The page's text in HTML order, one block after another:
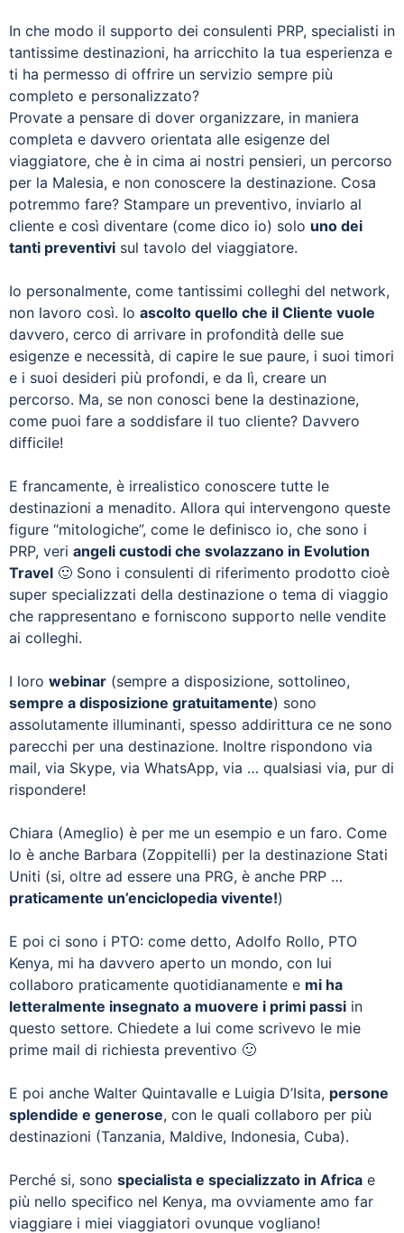
In che modo il supporto dei consulenti PRP, specialisti in
tantissime destinazioni, ha arricchito la tua esperienza e
ti ha permesso di offrire un servizio sempre più
completo e personalizzato?
Provate a pensare di dover organizzare, in maniera
completa e davvero orientata alle esigenze del
viaggiatore, che è in cima ai nostri pensieri, un percorso
per la Malesia, e non conoscere la destinazione. Cosa
potremmo fare? Stampare un preventivo, inviarlo al
cliente e così diventare (come dico io) solo uno dei
tanti preventivi sul tavolo del viaggiatore.
Io personalmente, come tantissimi colleghi del network,
non lavoro così. Io ascolto quello che il Cliente vuole
davvero, cerco di arrivare in profondità delle sue
esigenze e necessità, di capire le sue paure, i suoi timori
e i suoi desideri più profondi, e da lì, creare un
percorso. Ma, se non conosci bene la destinazione,
come puoi fare a soddisfare il tuo cliente? Davvero
difficile!
E francamente, è irrealistico conoscere tutte le
destinazioni a menadito. Allora qui intervengono queste
figure “mitologiche”, come le definisco io, che sono i
PRP, veri angeli custodi che svolazzano in Evolution
Travel 🙂 Sono i consulenti di riferimento prodotto cioè
super specializzati della destinazione o tema di viaggio
che rappresentano e forniscono supporto nelle vendite
ai colleghi.
I loro webinar (sempre a disposizione, sottolineo,
sempre a disposizione gratuitamente) sono
assolutamente illuminanti, spesso addirittura ce ne sono
parecchi per una destinazione. Inoltre rispondono via
mail, via Skype, via WhatsApp, via … qualsiasi via, pur di
rispondere!
Chiara (Ameglio) è per me un esempio e un faro. Come
lo è anche Barbara (Zoppitelli) per la destinazione Stati
Uniti (si, oltre ad essere una PRG, è anche PRP …
praticamente un’enciclopedia vivente!)
E poi ci sono i PTO: come detto, Adolfo Rollo, PTO
Kenya, mi ha davvero aperto un mondo, con lui
collaboro praticamente quotidianamente e mi ha
letteralmente insegnato a muovere i primi passi in
questo settore. Chiedete a lui come scrivevo le mie
prime mail di richiesta preventivo 🙂
E poi anche Walter Quintavalle e Luigia D’Isita, persone
splendide e generose, con le quali collaboro per più
destinazioni (Tanzania, Maldive, Indonesia, Cuba).
Perché si, sono specialista e specializzato in Africa e
più nello specifico nel Kenya, ma ovviamente amo far
viaggiare i miei viaggiatori ovunque vogliano!